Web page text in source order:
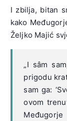
I zbilja, bitan
kako
Željko Majić
„I sâm
prigodu
sam ga:
ovom